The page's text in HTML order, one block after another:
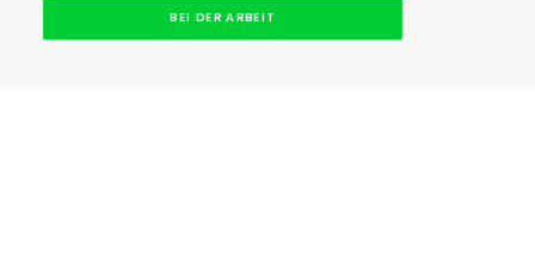
BEI DER ARBEIT